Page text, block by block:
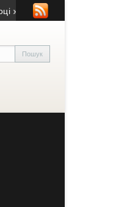
помер учасник АТО з